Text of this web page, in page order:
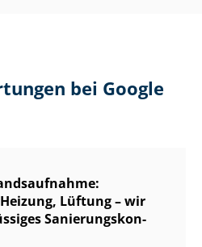
bei Google
Lüftung – wir
Sa­nie­rungs­kon­